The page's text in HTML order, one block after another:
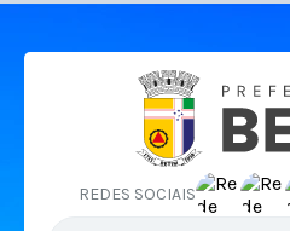
REDES SOCIAIS